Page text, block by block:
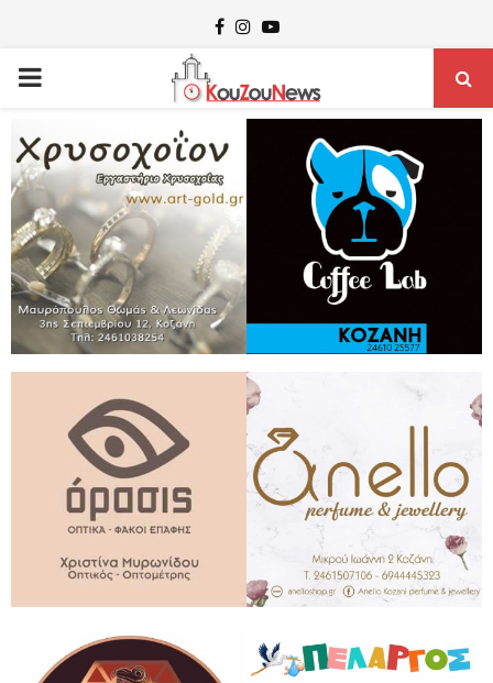
Facebook
Instagram
Youtube
PRIMARY
MENU